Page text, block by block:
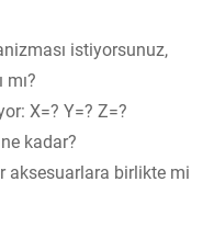
istiyorsunuz,
X=? Y=? Z=?
kadar?
aksesuarlara birlikte mi